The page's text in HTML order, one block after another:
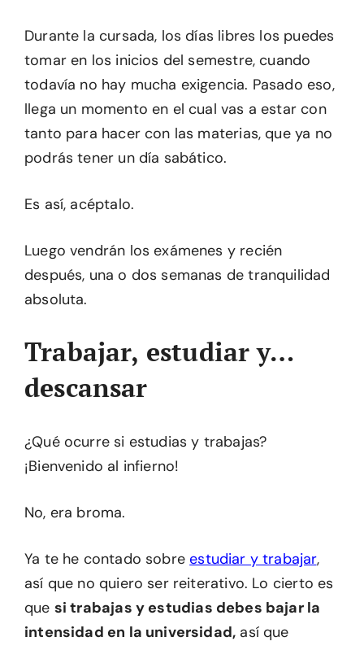
Durante la cursada, los días libres los puedes
tomar en los inicios del semestre, cuando
todavía no hay mucha exigencia. Pasado eso,
llega un momento en el cual vas a estar con
tanto para hacer con las materias, que ya no
podrás tener un día sabático.
Es así, acéptalo.
Luego vendrán los exámenes y recién
después, una o dos semanas de tranquilidad
absoluta.
Trabajar, estudiar y…
descansar
¿Qué ocurre si estudias y trabajas?
¡Bienvenido al infierno!
No, era broma.
Ya te he contado sobreestudiar y trabajar,
así que no quiero ser reiterativo. Lo cierto es
que si trabajas y estudias debes bajar la
intensidad en la universidad, así que